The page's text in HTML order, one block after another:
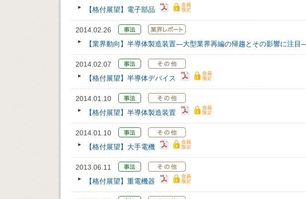
【格付展望】電子部品
2014.02.26
【業界動向】半導体製造装置―大型業界再編の帰趨とその影響に注目
2014.02.07
【格付展望】半導体デバイス
2014.01.10
【格付展望】半導体製造装置
2014.01.10
【格付展望】大手電機
2013.06.11
【格付展望】重電機器